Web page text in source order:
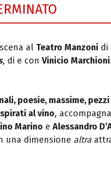
al Teatro Manzoni di
, di e con Vinicio Marchioni
poesie, massime,
al vino,
Marino e Alessandro
una dimensione altra